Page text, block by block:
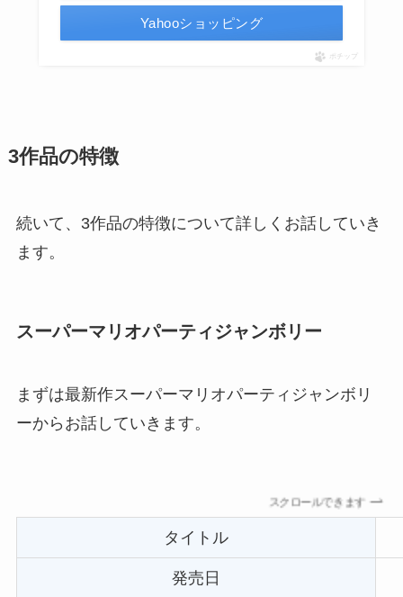
Yahooショッピング
ポチップ
3作品の特徴
続いて、3作品の特徴について詳しくお話していき
ます。
スーパーマリオパーティジャンボリー
まずは最新作スーパーマリオパーティジャンボリ
ーからお話していきます。
スクロールできます
タイトル
発売日